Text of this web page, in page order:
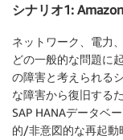
シナリオ1:
ネットワーク、電力
どの一般的な問題に
の障害と考えられる
な障害から復旧する
SAP HANAデータベ
的/非意図的な再起動